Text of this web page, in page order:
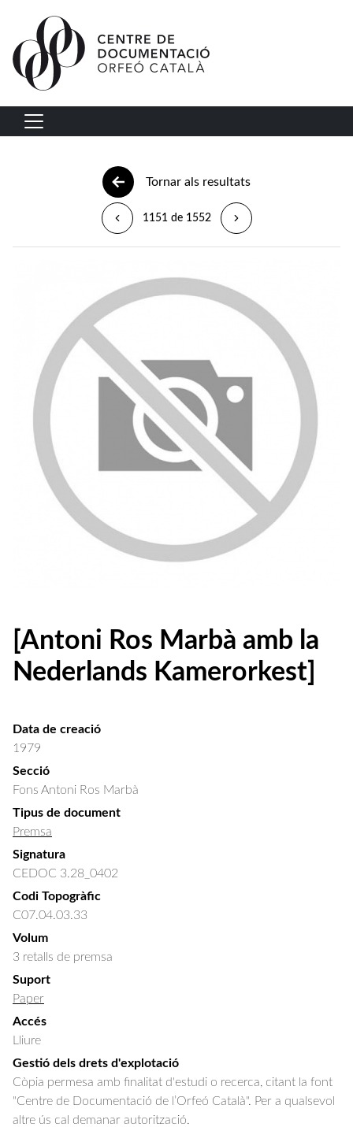
Vés al contingut
Navegació principal
Tornar als resultats
1151 de 1552
[Antoni Ros Marbà amb la
Nederlands Kamerorkest]
Data de creació
1979
Secció
Fons Antoni Ros Marbà
Tipus de document
Premsa
Signatura
CEDOC 3.28_0402
Codi Topogràfic
C07.04.03.33
Volum
3 retalls de premsa
Suport
Paper
Accés
Lliure
Gestió dels drets d'explotació
Còpia permesa amb finalitat d'estudi o recerca, citant la font
"Centre de Documentació de l’Orfeó Català". Per a qualsevol
altre ús cal demanar autorització.